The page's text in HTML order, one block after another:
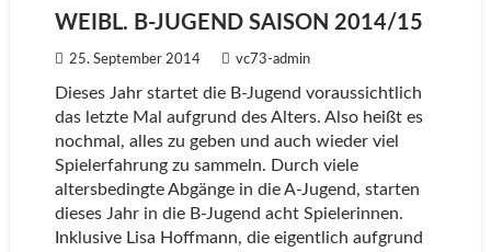
WEIBL. B-JUGEND SAISON 2014/15
25. September 2014 vc73-admin
Dieses Jahr startet die B-Jugend voraussichtlich
das letzte Mal aufgrund des Alters. Also heißt es
nochmal, alles zu geben und auch wieder viel
Spielerfahrung zu sammeln. Durch viele
altersbedingte Abgänge in die A-Jugend, starten
dieses Jahr in die B-Jugend acht Spielerinnen.
Inklusive Lisa Hoffmann, die eigentlich aufgrund